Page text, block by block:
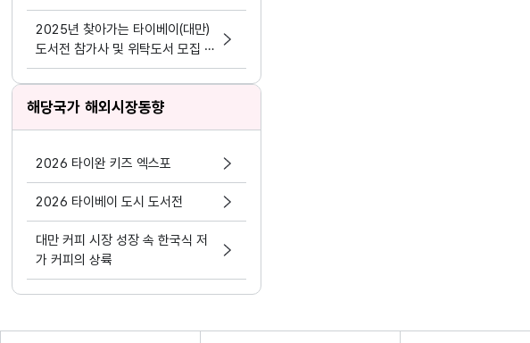
참가기업 모집 안내
2025년 찾아가는 타이베이(대만)
도서전 참가사 및 위탁도서 모집 공
고
해당국가 해외시장동향
2026 타이완 키즈 엑스포
2026 타이베이 도시 도서전
대만 커피 시장 성장 속 한국식 저
가 커피의 상륙